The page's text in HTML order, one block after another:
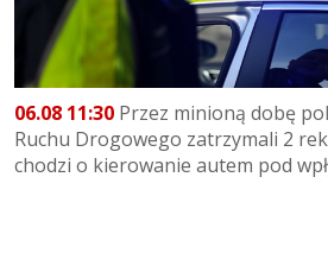
06.08 11:30 Przez minioną dobę
Ruchu Drogowego zatrzymali 2
chodzi o kierowanie autem pod